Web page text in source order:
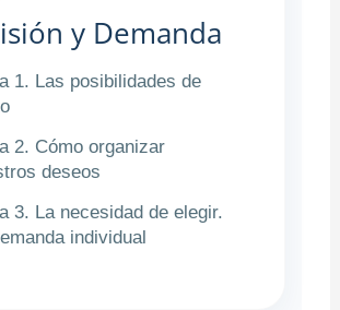
y Demanda
1. Las posibilidades de
2. Cómo organizar
deseos
3. La necesidad de elegir.
individual